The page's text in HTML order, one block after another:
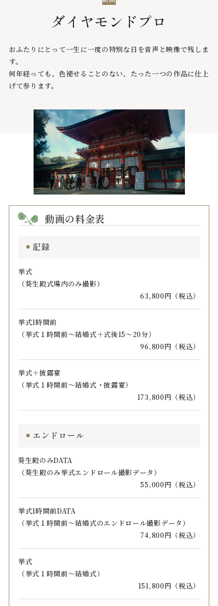
ダイヤモンドプロ
おふたりにとって一生に一度の特別な日を音声と映像で残しま
す。
何年経っても、色褪せることのない、たった一つの作品に仕上
げて参ります。
動画の料金表
記録
挙式
（葵生殿式場内のみ撮影）
63,800円（税込）
挙式1時間前
（挙式１時間前～結婚式＋式後15～20分）
96,800円（税込）
挙式＋披露宴
（挙式１時間前～結婚式・披露宴）
173,800円（税込）
エンドロール
葵生殿のみDATA
（葵生殿のみ挙式エンドロール撮影データ）
55,000円（税込）
挙式1時間前DATA
（挙式１時間前～結婚式のエンドロール撮影データ）
74,800円（税込）
挙式
（挙式１時間前～結婚式）
151,800円（税込）